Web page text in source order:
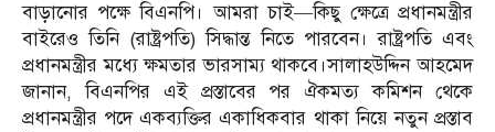
বাড়ানোর পক্ষে বিএনপি। আমরা চাই—কিছু ক্ষেত্রে প্রধানমন্ত্রীর
বাইরেও তিনি (রাষ্ট্রপতি) সিদ্ধান্ত নিতে পারবেন। রাষ্ট্রপতি এবং
প্রধানমন্ত্রীর মধ্যে ক্ষমতার ভারসাম্য থাকবে।সালাহউদ্দিন আহমেদ
জানান, বিএনপির এই প্রস্তাবের পর ঐকমত্য কমিশন থেকে
প্রধানমন্ত্রীর পদে একব্যক্তির একাধিকবার থাকা নিয়ে নতুন প্রস্তাব